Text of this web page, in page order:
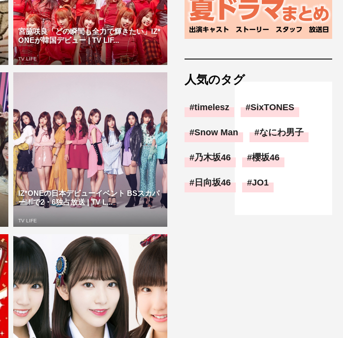
宮脇咲良「どの瞬間も全力で輝きたい」IZ*
ONEが韓国デビュー | TV LIF...
TV LIFE
IZ*ONEの日本デビューイベント BSスカパ
ー！で2・6独占放送 | TV L...
TV LIFE
人気のタグ
timelesz SixTONES
Snow Man なにわ男子
乃木坂46 櫻坂46
日向坂46 JO1